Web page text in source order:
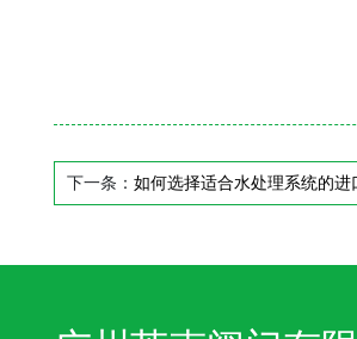
下一条： 如何选择适合水处理系统的进